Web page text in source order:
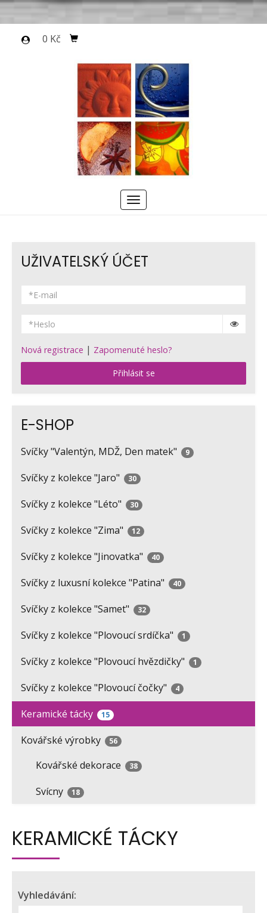
0 Kč
Menu
UŽIVATELSKÝ ÚČET
Nová registrace | Zapomenuté heslo?
Přihlásit se
E-SHOP
Svíčky "Valentýn, MDŽ, Den matek" 9
Svíčky z kolekce "Jaro" 30
Svíčky z kolekce "Léto" 30
Svíčky z kolekce "Zima" 12
Svíčky z kolekce "Jinovatka" 40
Svíčky z luxusní kolekce "Patina" 40
Svíčky z kolekce "Samet" 32
Svíčky z kolekce "Plovoucí srdíčka" 1
Svíčky z kolekce "Plovoucí hvězdičky" 1
Svíčky z kolekce "Plovoucí čočky" 4
Keramické tácky 15
Kovářské výrobky 56
Kovářské dekorace 38
Svícny 18
KERAMICKÉ TÁCKY
Vyhledávání: